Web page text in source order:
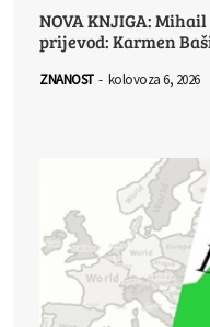
NOVA KNJIGA:
prijevod: Karmen
ZNANOST - kolovoza 6, 2026